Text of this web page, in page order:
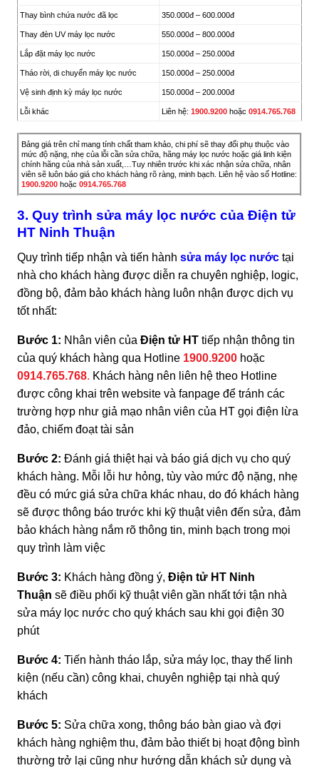
Thay bình chứa nước đã lọc 350.000đ – 600.000đ
Thay đèn UV máy lọc nước 550.000đ – 800.000đ
Lắp đặt máy lọc nước 150.000đ – 250.000đ
Tháo rời, di chuyển máy lọc nước 150.000đ – 250.000đ
Vệ sinh định kỳ máy lọc nước 150.000đ – 200.000đ
Lỗi khác Liên hệ: 1900.9200 hoặc 0914.765.768
Bảng giá trên chỉ mang tính chất tham khảo, chi phí sẽ thay đổi phụ thuộc vào
mức độ nặng, nhẹ của lỗi cần sửa chữa, hãng máy lọc nước hoặc giá linh kiện
chính hãng của nhà sản xuất,…Tuy nhiên trước khi xác nhận sửa chữa, nhân
viên sẽ luôn báo giá cho khách hàng rõ ràng, minh bạch. Liên hệ vào số Hotline:
1900.9200 hoặc 0914.765.768
3. Quy trình sửa máy lọc nước của Điện tử
HT Ninh Thuận
Quy trình tiếp nhận và tiến hành sửa máy lọc nước tại
nhà cho khách hàng được diễn ra chuyên nghiệp, logic,
đồng bộ, đảm bảo khách hàng luôn nhận được dịch vụ
tốt nhất:
Bước 1: Nhân viên của Điện tử HT tiếp nhận thông tin
của quý khách hàng qua Hotline 1900.9200 hoặc
0914.765.768. Khách hàng nên liên hệ theo Hotline
được công khai trên website và fanpage để tránh các
trường hợp như giả mạo nhân viên của HT gọi điện lừa
đảo, chiếm đoạt tài sản
Bước 2: Đánh giá thiệt hại và báo giá dịch vụ cho quý
khách hàng. Mỗi lỗi hư hỏng, tùy vào mức độ nặng, nhẹ
đều có mức giá sửa chữa khác nhau, do đó khách hàng
sẽ được thông báo trước khi kỹ thuật viên đến sửa, đảm
bảo khách hàng nắm rõ thông tin, minh bạch trong mọi
quy trình làm việc
Bước 3: Khách hàng đồng ý, Điện tử HT Ninh
Thuận sẽ điều phối kỹ thuật viên gần nhất tới tận nhà
sửa máy lọc nước cho quý khách sau khi gọi điện 30
phút
Bước 4: Tiến hành tháo lắp, sửa máy lọc, thay thế linh
kiện (nếu cần) công khai, chuyên nghiệp tại nhà quý
khách
Bước 5: Sửa chữa xong, thông báo bàn giao và đợi
khách hàng nghiệm thu, đảm bảo thiết bị hoạt động bình
thường trở lại cũng như hướng dẫn khách sử dụng và